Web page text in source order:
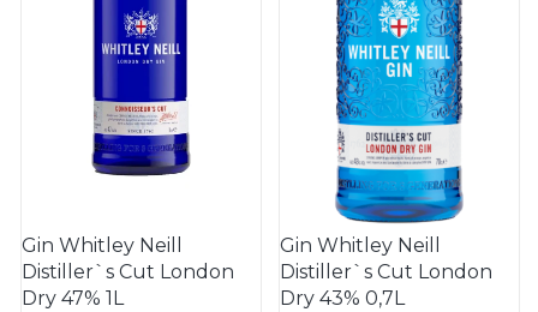
Gin Whitley Neill
Distiller`s Cut London
Dry 47% 1L
Gin Whitley Neill
Distiller`s Cut London
Dry 43% 0,7L